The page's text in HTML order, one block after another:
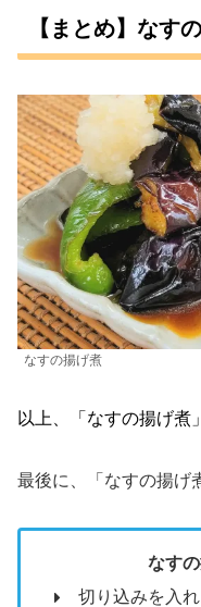
【まとめ】なす
なすの揚げ煮
以上、「なすの揚げ煮
最後に、「なすの揚げ
なす
切り込みを入